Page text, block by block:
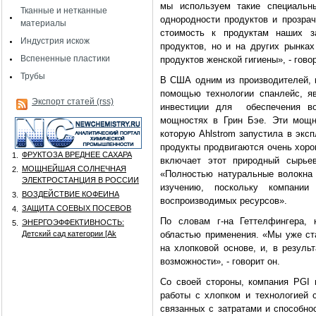
Тканные и нетканные
материалы
Индустрия искож
Вспененные пластики
Трубы
Экспорт статей (rss)
1.
ФРУКТОЗА ВРЕДНЕЕ САХАРА
2.
МОЩНЕЙШАЯ СОЛНЕЧНАЯ
ЭЛЕКТРОСТАНЦИЯ В РОССИИ
3.
ВОЗДЕЙСТВИЕ КОФЕИНА
4.
ЗАЩИТА СОЕВЫХ ПОСЕВОВ
5.
ЭНЕРГОЭФФЕКТИВНОСТЬ:
Детский сад категории [Аk
мы используем такие
однородности продуктов и
стоимость к продуктам наших
продуктов, но и на других
продуктов женской гигиены», -
В США одним из производителей,
помощью технологии спанлейс,
инвестиции для обеспечения
мощностях в Грин Бэе. Эти
которую Ahlstrom запустила в
продукты продвигаются очень
включает этот природный
«Полностью натуральные
изучению, поскольку
воспроизводимых ресурсов».
По словам г-на Геттелфингера,
областью применения. «Мы уже
на хлопковой основе, и, в
возможности», - говорит он.
Со своей стороны, компания PGI
работы с хлопком и технологией
связанных с затратами и